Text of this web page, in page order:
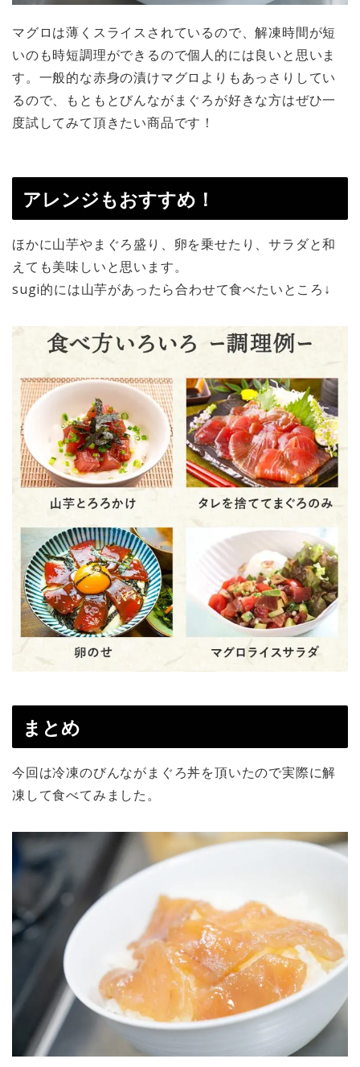
マグロは薄くスライスされているので、解凍時間が短
いのも時短調理ができるので個人的には良いと思いま
す。一般的な赤身の漬けマグロよりもあっさりしてい
るので、もともとびんながまぐろが好きな方はぜひ一
度試してみて頂きたい商品です！
アレンジもおすすめ！
ほかに山芋やまぐろ盛り、卵を乗せたり、サラダと和
えても美味しいと思います。
sugi的には山芋があったら合わせて食べたいところ↓
まとめ
今回は冷凍のびんながまぐろ丼を頂いたので実際に解
凍して食べてみました。